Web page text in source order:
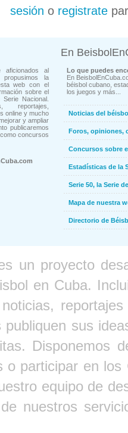
sesión o registrate
aficionados al
la
web con el
sobre el
Nacional.
reportajes,
online y mucho
y ampliar
publicaremos
concursos
En
Lo que puedes
En
béisbol cubano,
los juegos y más...
Noticias del
Foros, opiniones,
Concursos sobre
Estadísticas de la
Serie 50, la Serie
Mapa de nuestra
Directorio de
un proyecto
en Cuba.
sus
Disponemos
o participar en
equipo de
nuestros